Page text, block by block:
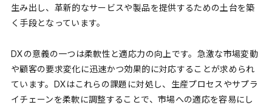
生み出し、革新的なサービスや製品を提供するための土台を築
く手段となっています。
DXの意義の一つは柔軟性と適応力の向上です。急激な市場変動
や顧客の要求変化に迅速かつ効果的に対応することが求められ
ています。DXはこれらの課題に対処し、生産プロセスやサプラ
イチェーンを柔軟に調整することで、市場への適応を容易にし